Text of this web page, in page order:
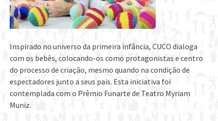
Inspirado no universo da primeira infância, CUCO dialoga
com os bebês, colocando-os como protagonistas e centro
do processo de criação, mesmo quando na condição de
espectadores junto a seus pais. Esta iniciativa foi
contemplada com o Prêmio Funarte de Teatro Myriam
Muniz.